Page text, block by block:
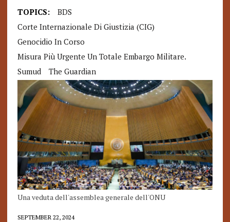
TOPICS:
BDS
Corte Internazionale Di Giustizia (CIG)
Genocidio In Corso
Misura Più Urgente Un Totale Embargo Militare.
Sumud
The Guardian
Una veduta dell'assemblea generale dell'ONU
SEPTEMBER 22, 2024